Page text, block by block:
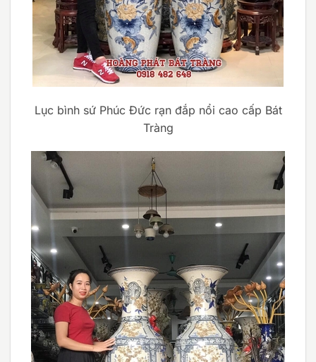
Lục bình sứ Phúc Đức rạn đắp nổi cao cấp Bát
Tràng